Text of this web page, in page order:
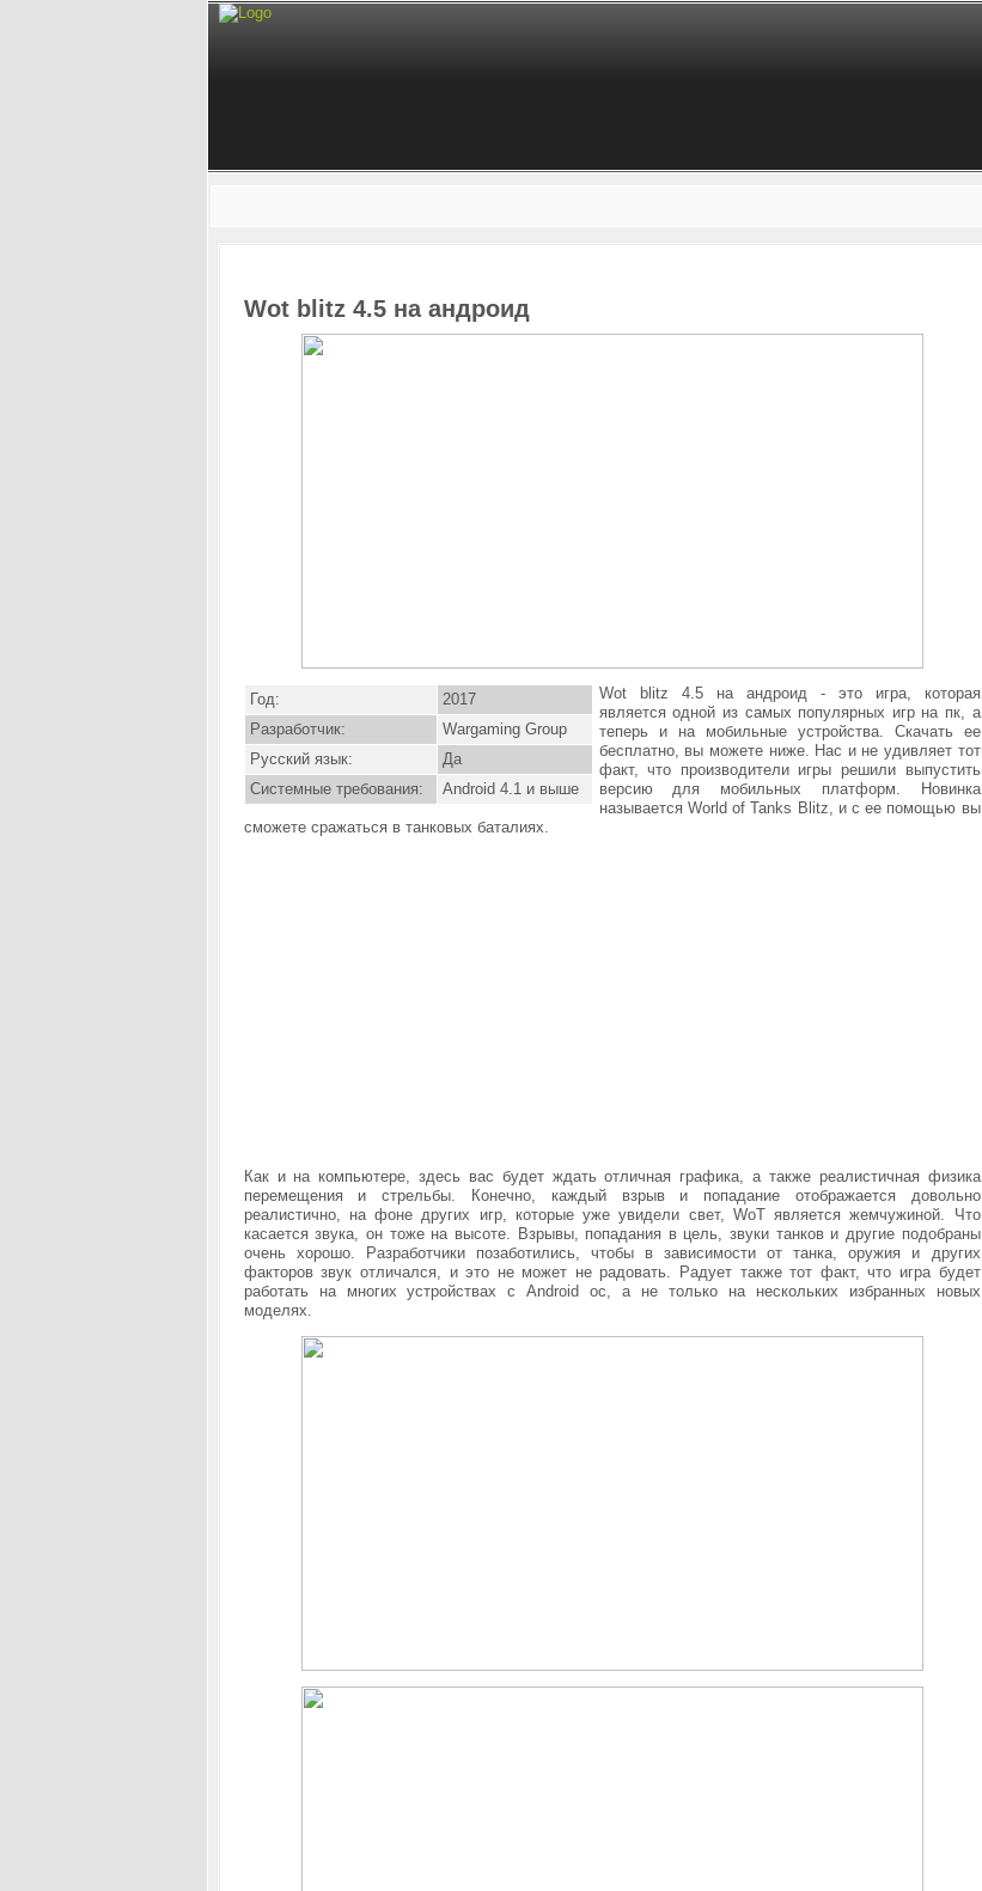
Wot blitz 4.5 на андроид
Год:
2017
Разработчик:
Wargaming Group
Русский язык:
Да
Системные требования:
Android 4.1 и выше
Wot blitz 4.5 на андроид - это игра, которая
является одной из самых популярных игр на пк, а
теперь и на мобильные устройства. Скачать ее
бесплатно, вы можете ниже. Нас и не удивляет тот
факт, что производители игры решили выпустить
версию для мобильных платформ. Новинка
называется World of Tanks Blitz, и с ее помощью вы
сможете сражаться в танковых баталиях.
Как и на компьютере, здесь вас будет ждать отличная графика, а также реалистичная физика
перемещения и стрельбы. Конечно, каждый взрыв и попадание отображается довольно
реалистично, на фоне других игр, которые уже увидели свет, WoT является жемчужиной. Что
касается звука, он тоже на высоте. Взрывы, попадания в цель, звуки танков и другие подобраны
очень хорошо. Разработчики позаботились, чтобы в зависимости от танка, оружия и других
факторов звук отличался, и это не может не радовать. Радует также тот факт, что игра будет
работать на многих устройствах с Android ос, а не только на нескольких избранных новых
моделях.